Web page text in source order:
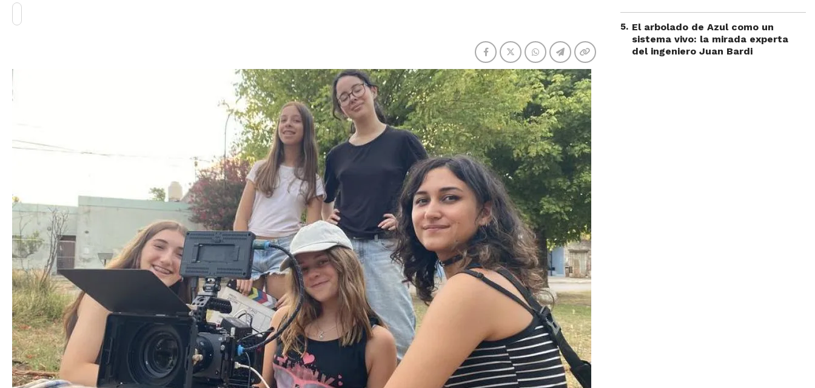
5. El arbolado de Azul como un
sistema vivo: la mirada experta
del ingeniero Juan Bardi